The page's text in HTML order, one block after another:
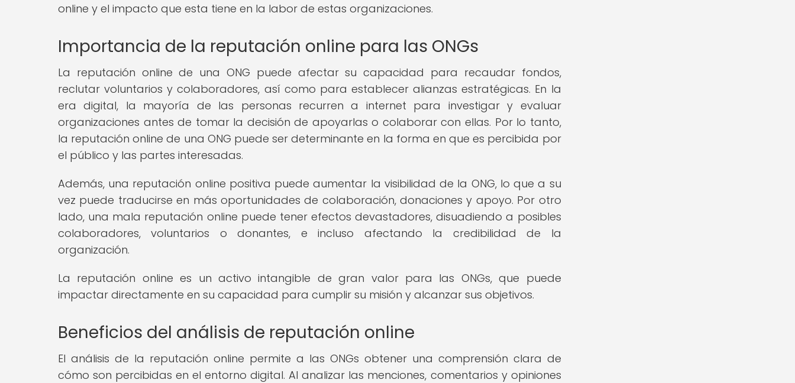
online y el impacto que esta tiene en la labor de estas organizaciones.
Importancia de la reputación online para las ONGs
La reputación online de una ONG puede afectar su capacidad para recaudar fondos,
reclutar voluntarios y colaboradores, así como para establecer alianzas estratégicas. En la
era digital, la mayoría de las personas recurren a internet para investigar y evaluar
organizaciones antes de tomar la decisión de apoyarlas o colaborar con ellas. Por lo tanto,
la reputación online de una ONG puede ser determinante en la forma en que es percibida por
el público y las partes interesadas.
Además, una reputación online positiva puede aumentar la visibilidad de la ONG, lo que a su
vez puede traducirse en más oportunidades de colaboración, donaciones y apoyo. Por otro
lado, una mala reputación online puede tener efectos devastadores, disuadiendo a posibles
colaboradores, voluntarios o donantes, e incluso afectando la credibilidad de la
organización.
La reputación online es un activo intangible de gran valor para las ONGs, que puede
impactar directamente en su capacidad para cumplir su misión y alcanzar sus objetivos.
Beneficios del análisis de reputación online
El análisis de la reputación online permite a las ONGs obtener una comprensión clara de
cómo son percibidas en el entorno digital. Al analizar las menciones, comentarios y opiniones